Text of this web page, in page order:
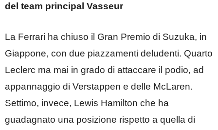
del team principal Vasseur
La Ferrari ha chiuso il Gran Premio di Suzuka, in
Giappone, con due piazzamenti deludenti. Quarto
Leclerc ma mai in grado di attaccare il podio, ad
appannaggio di Verstappen e delle McLaren.
Settimo, invece, Lewis Hamilton che ha
guadagnato una posizione rispetto a quella di